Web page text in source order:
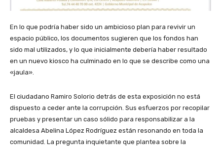
En lo que podría haber sido un ambicioso plan para revivir un
espacio público, los documentos sugieren que los fondos han
sido mal utilizados, y lo que inicialmente debería haber resultado
en un nuevo kiosco ha culminado en lo que se describe como una
«jaula».
El ciudadano Ramiro Solorio detrás de esta exposición no está
dispuesto a ceder ante la corrupción. Sus esfuerzos por recopilar
pruebas y presentar un caso sólido para responsabilizar a la
alcaldesa Abelina López Rodríguez están resonando en toda la
comunidad. La pregunta inquietante que plantea sobre la